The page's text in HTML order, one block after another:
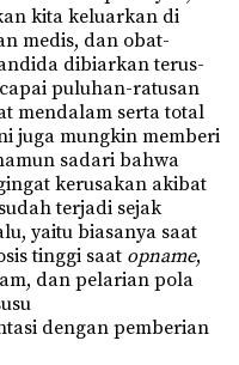
kita keluarkan di
medis, dan obat-
dibiarkan terus-
puluhan-ratusan
mendalam serta total
juga mungkin memberi
sadari bahwa
kerusakan akibat
terjadi sejak
yaitu biasanya saat
tinggi saat opname,
dan pelarian pola
dengan pemberian